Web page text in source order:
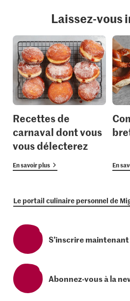
Laissez-vous
Recettes de
carnaval dont vous
vous délecterez
En savoir plus En
Le portail culinaire personnel de
S’inscrire maintenant
Abonnez-vous à la